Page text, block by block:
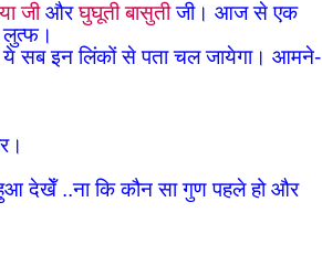
जीऔरघुघूती बासुतीजी। आज से एक
लुत्फ।
सब इन लिंकों से पता चल जायेगा। आमने-
देखेँ ..ना कि कौन सा गुण पहले हो और